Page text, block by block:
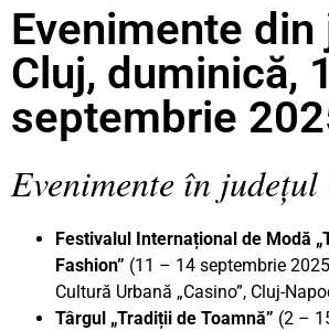
Evenimente
Cluj, duminică,
septembrie
Evenimente în
Festivalul Internațional de Modă
Fashion” (11 – 14 septembrie
Cultură Urbană „Casino”, Cluj-
Târgul „Tradiții de Toamnă” (2 –